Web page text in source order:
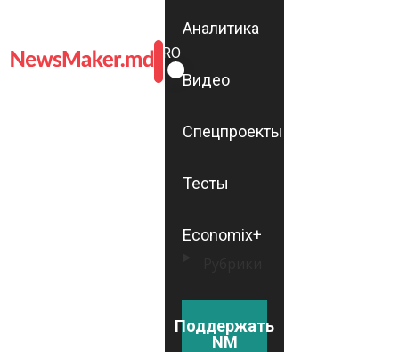
ROMÂNĂ
RU
Аналитика
Видео
Спецпроекты
Тесты
Economix+
Поддержать
NM